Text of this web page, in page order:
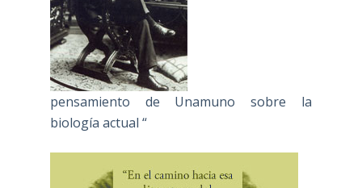
pensamiento de Unamuno sobre la
biología actual “